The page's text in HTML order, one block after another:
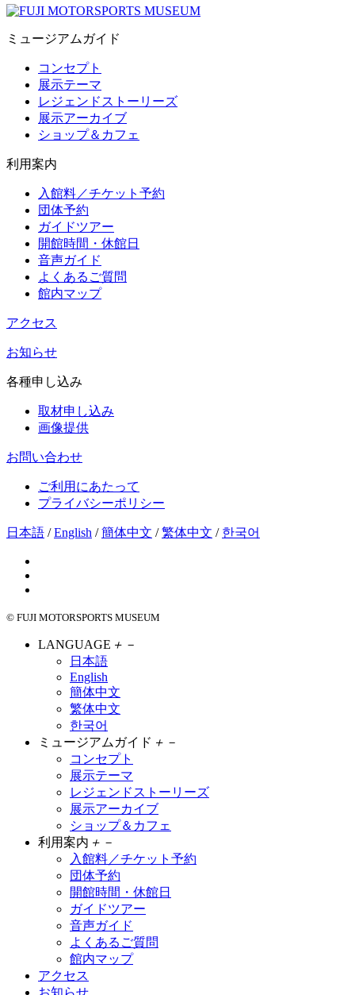
ミュージアムガイド
コンセプト
展示テーマ
レジェンドストーリーズ
展示アーカイブ
ショップ＆カフェ
利用案内
入館料／チケット予約
団体予約
ガイドツアー
開館時間・休館日
音声ガイド
よくあるご質問
館内マップ
アクセス
お知らせ
各種申し込み
取材申し込み
画像提供
お問い合わせ
ご利用にあたって
プライバシーポリシー
日本語 /English /簡体中文 /繁体中文 / 한국어
© FUJI MOTORSPORTS MUSEUM
LANGUAGE ＋ －
日本語
English
簡体中文
繁体中文
한국어
ミュージアムガイド ＋ －
コンセプト
展示テーマ
レジェンドストーリーズ
展示アーカイブ
ショップ＆カフェ
利用案内 ＋ －
入館料／チケット予約
団体予約
開館時間・休館日
ガイドツアー
音声ガイド
よくあるご質問
館内マップ
アクセス